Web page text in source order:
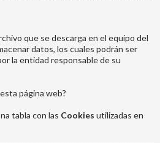
que se descarga en el equipo del
datos, los cuales podrán ser
la entidad responsable de su
página web?
tabla con las Cookies utilizadas en